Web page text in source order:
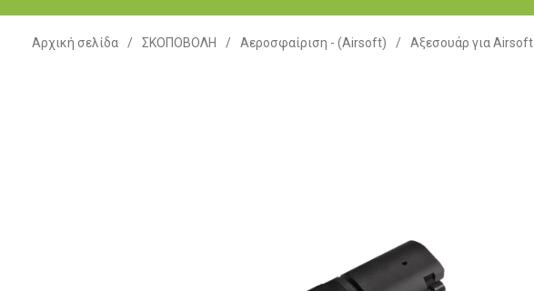
Αρχική σελίδα / ΣΚΟΠΟΒΟΛΗ / Αεροσφαίριση - (Airsoft) / Αξεσουάρ για Airsoft